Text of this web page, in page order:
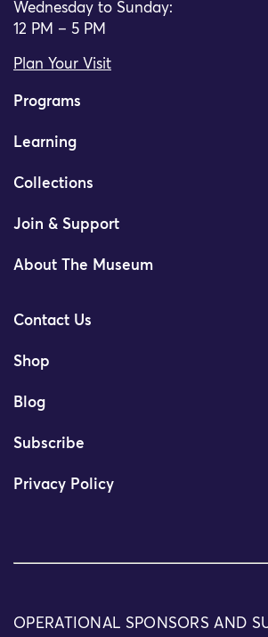
Wednesday to Sunday:
12 PM – 5 PM
Plan Your Visit
Programs
Learning
Collections
Join & Support
About The Museum
Contact Us
Shop
Blog
Subscribe
Privacy Policy
OPERATIONAL SPONSORS AND